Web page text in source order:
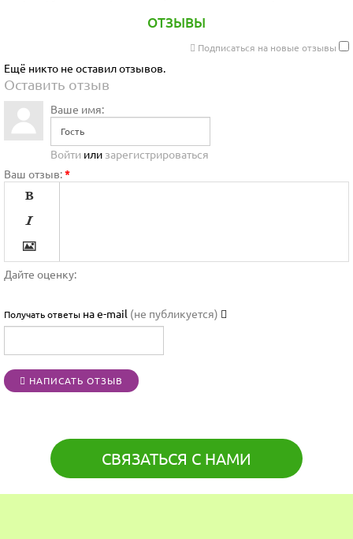
ОТЗЫВЫ
Подписаться на новые отзывы
Ещё никто не оставил отзывов.
Оставить отзыв
Ваше имя:
Войти или зарегистрироваться
Ваш отзыв:*







Дайте оценку:
Получать ответы на e-mail (не публикуется)
НАПИСАТЬ ОТЗЫВ
СВЯЗАТЬСЯ С НАМИ